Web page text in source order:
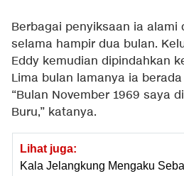
Berbagai penyiksaan ia alami
selama hampir dua bulan.
Eddy kemudian dipindahkan
Lima bulan lamanya ia
“Bulan November 1969 saya
Buru,” katanya.
Lihat juga:
Kala Jelangkung Mengaku